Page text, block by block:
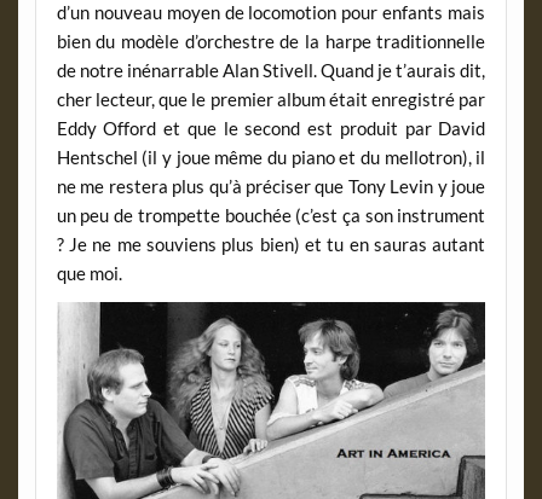
d’un nouveau moyen de locomotion pour enfants mais
bien du modèle d’orchestre de la harpe traditionnelle
de notre inénarrable Alan Stivell. Quand je t’aurais dit,
cher lecteur, que le premier album était enregistré par
Eddy Offord et que le second est produit par David
Hentschel (il y joue même du piano et du mellotron), il
ne me restera plus qu’à préciser que Tony Levin y joue
un peu de trompette bouchée (c’est ça son instrument
? Je ne me souviens plus bien) et tu en sauras autant
que moi.